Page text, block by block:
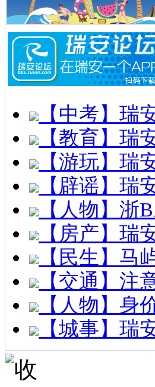
【中考】瑞
【教育】瑞
【游玩】瑞
【辟谣】瑞
【人物】浙
【房产】瑞
【民生】马
【交通】注
【人物】身
【城事】瑞